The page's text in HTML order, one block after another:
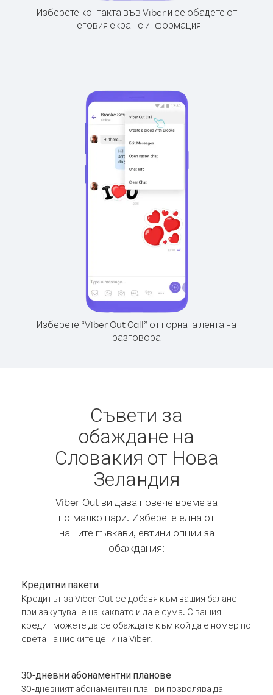
Изберете контакта във Viber и се обадете от
неговия екран с информация
Изберете “Viber Out Call” от горната лента на
разговора
Съвети за
обаждане на
Словакия от Нова
Зеландия
Viber Out ви дава повече време за
по-малко пари. Изберете една от
нашите гъвкави, евтини опции за
обаждания:
Кредитни пакети
Кредитът за Viber Out се добавя към вашия баланс
при закупуване на каквато и да е сума. С вашия
кредит можете да се обаждате към кой да е номер по
света на ниските цени на Viber.
30-дневни абонаментни планове
30-дневният абонаментен план ви позволява да